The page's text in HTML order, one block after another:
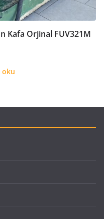
Kafa Orjinal FUV321M
oku